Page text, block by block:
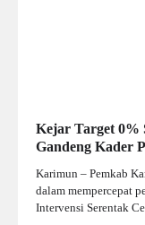
Kejar Target 0%
Gandeng Kader
Karimun – Pemkab
dalam mempercepat
Intervensi Serentak